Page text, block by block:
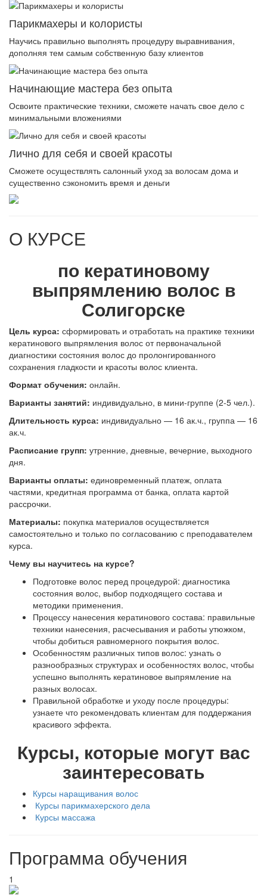
Парикмахеры и колористы
Научись правильно выполнять процедуру выравнивания,
дополняя тем самым собственную базу клиентов
Начинающие мастера без опыта
Освоите практические техники, сможете начать свое дело с
минимальными вложениями
Лично для себя и своей красоты
Сможете осуществлять салонный уход за волосам дома и
существенно сэкономить время и деньги
О КУРСЕ
по кератиновому
выпрямлению волос в
Солигорске
Цель курса: сформировать и отработать на практике техники
кератинового выпрямления волос от первоначальной
диагностики состояния волос до пролонгированного
сохранения гладкости и красоты волос клиента.
Формат обучения: онлайн.
Варианты занятий: индивидуально, в мини-группе (2-5 чел.).
Длительность курса: индивидуально — 16 ак.ч., группа — 16
ак.ч.
Расписание групп: утренние, дневные, вечерние, выходного
дня.
Варианты оплаты: единовременный платеж, оплата
частями, кредитная программа от банка, оплата картой
рассрочки.
Материалы: покупка материалов осуществляется
самостоятельно и только по согласованию с преподавателем
курса.
Чему вы научитесь на курсе?
Подготовке волос перед процедурой: диагностика
состояния волос, выбор подходящего состава и
методики применения.
Процессу нанесения кератинового состава: правильные
техники нанесения, расчесывания и работы утюжком,
чтобы добиться равномерного покрытия волос.
Особенностям различных типов волос: узнать о
разнообразных структурах и особенностях волос, чтобы
успешно выполнять кератиновое выпрямление на
разных волосах.
Правильной обработке и уходу после процедуры:
узнаете что рекомендовать клиентам для поддержания
красивого эффекта.
Курсы, которые могут вас
заинтересовать
Курсы наращивания волос
Курсы парикмахерского дела
Курсы массажа
Программа обучения
1